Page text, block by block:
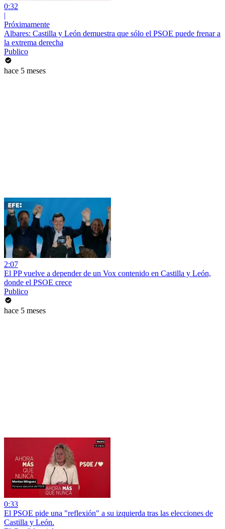
0:32
|
Próximamente
Albares: Castilla y León demuestra que sólo el PSOE puede frenar a
la extrema derecha
Publico
hace 5 meses
2:07
El PP vuelve a depender de un Vox contenido en Castilla y León,
donde el PSOE crece
Publico
hace 5 meses
0:33
El PSOE pide una "reflexión" a su izquierda tras las elecciones de
Castilla y León.